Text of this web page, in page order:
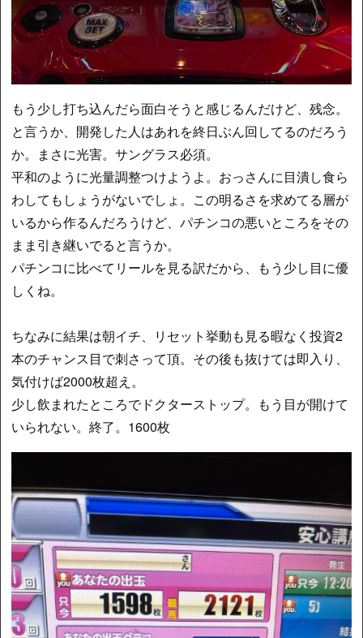
もう少し打ち込んだら面白そうと感じるんだけど、残念。
と言うか、開発した人はあれを終日ぶん回してるのだろう
か。まさに光害。サングラス必須。
平和のように光量調整つけようよ。おっさんに目潰し食ら
わしてもしょうがないでしょ。この明るさを求めてる層が
いるから作るんだろうけど、パチンコの悪いところをその
まま引き継いでると言うか。
パチンコに比べてリールを見る訳だから、もう少し目に優
しくね。
ちなみに結果は朝イチ、リセット挙動も見る暇なく投資2
本のチャンス目で刺さって頂。その後も抜けては即入り、
気付けば2000枚超え。
少し飲まれたところでドクターストップ。もう目が開けて
いられない。終了。1600枚